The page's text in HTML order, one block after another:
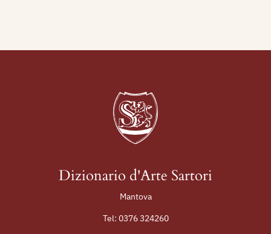
Dizionario d'Arte Sartori
Mantova
Tel: 0376 324260